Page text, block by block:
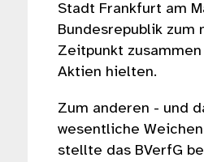
Stadt Frankfurt am
Bundesrepublik zum
Zeitpunkt
Aktien hielten.
Zum anderen - und
wesentliche
stellte das BVerfG